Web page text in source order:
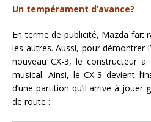
Un tempérament d’avance?
En terme de publicité, Mazda fait
les autres. Aussi, pour démontrer
nouveau CX-3, le constructeur
musical. Ainsi, le CX-3 devient
d’une partition qu’il arrive à jouer
de route :